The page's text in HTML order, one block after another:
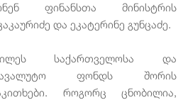
ფინანსთა მინისტრის
და ეკატერინე გუნცაძე.
საქართველოსა და
ფონდს შორის
როგორც ცნობილია,